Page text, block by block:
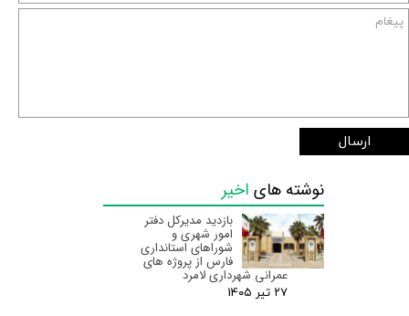
ارسال
نوشته های اخیر
بازدید مدیرکل دفتر
امور شهری و
شوراهای استانداری
فارس از پروژه های
عمرانی شهرداری لامرد
۲۷ تیر ۰۵